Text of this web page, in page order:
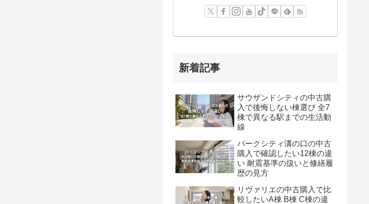
新着記事
サウザンドシティの中古購
入で後悔しない棟選び 全7
棟で異なる駅までの生活動
線
パークシティ溝の口の中古
購入で確認したい12棟の違
い 耐震基準の扱いと修繕履
歴の見方
リヴァリエの中古購入で比
較したいA棟 B棟 C棟の違